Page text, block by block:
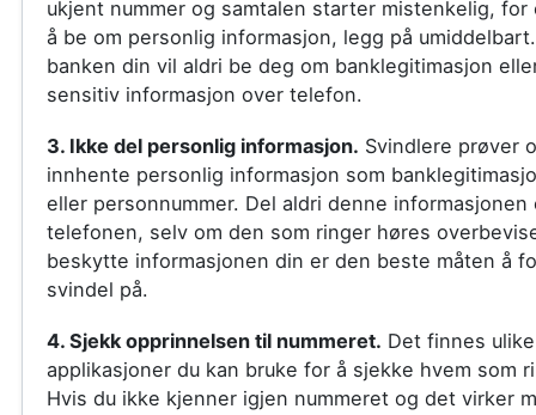
ukjent nummer og samtalen starter mistenkelig, for
å be om personlig informasjon, legg på
banken din vil aldri be deg om banklegitimasjon
sensitiv informasjon over telefon.
3. Ikke del personlig informasjon. Svindlere prøver
innhente personlig informasjon som
eller personnummer. Del aldri denne informasjonen
telefonen, selv om den som ringer høres
beskytte informasjonen din er den beste måten å
svindel på.
4. Sjekk opprinnelsen til nummeret. Det finnes
applikasjoner du kan bruke for å sjekke hvem som
Hvis du ikke kjenner igjen nummeret og det virker